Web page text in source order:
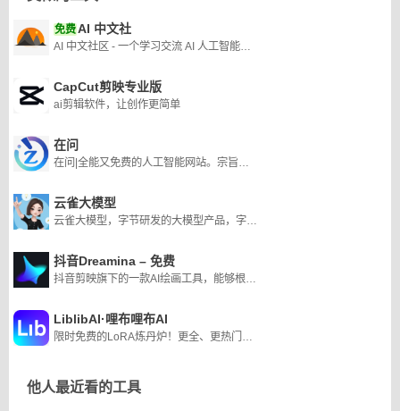
免费AI 中文社
AI 中文社区 - 一个学习交流 AI 人工智能技术的中文社区
CapCut剪映专业版
ai剪辑软件，让创作更简单
在问
在问|全能又免费的人工智能网站。宗旨：让知识无界,智能触手可及
云雀大模型
云雀大模型，字节研发的大模型产品，字节的云雀大模型是首批上线的8家大模型之一。
抖音Dreamina – 免费
抖音剪映旗下的一款AI绘画工具，能够根据用户提供的文本内容生成由AI制作的创意图片
LiblibAI·哩布哩布AI
限时免费的LoRA炼丹炉！更全、更热门的素材，为所有AI绘画者提供更得心应手的平台，持续深耕专业领域。
他人最近看的工具